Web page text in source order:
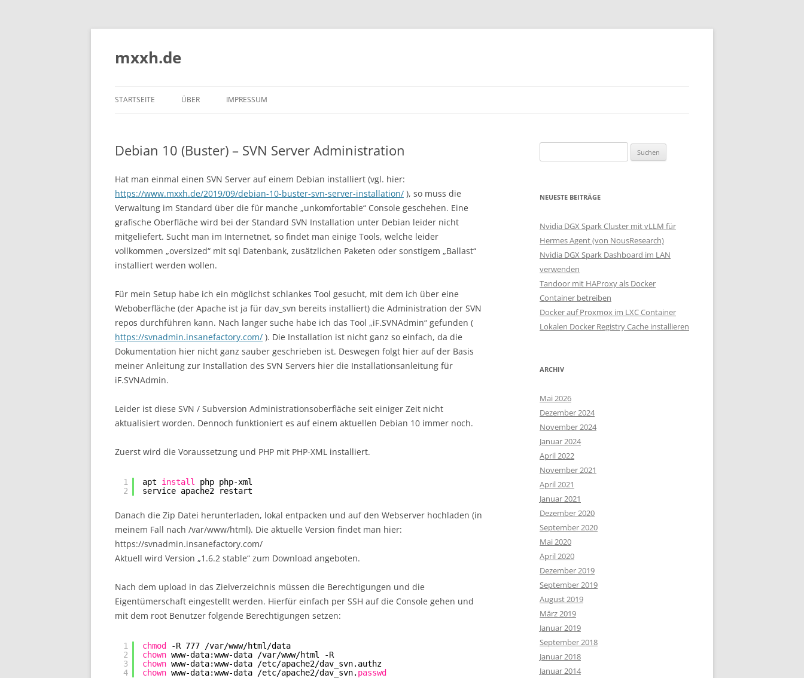
Zum
springen
mxxh.de
STARTSEITE ÜBER IMPRESSUM
Debian 10 (Buster) – SVN Server Administration
Hat man einmal einen SVN Server auf einem Debian installiert (vgl. hier:
https://www.mxxh.de/2019/09/debian-10-buster-svn-server-installation/ ), so muss die
Verwaltung im Standard über die für manche „unkomfortable“ Console geschehen. Eine
grafische Oberfläche wird bei der Standard SVN Installation unter Debian leider nicht
mitgeliefert. Sucht man im Internetnet, so findet man einige Tools, welche leider
vollkommen „oversized“ mit sql Datenbank, zusätzlichen Paketen oder sonstigem „Ballast“
installiert werden wollen.
Für mein Setup habe ich ein möglichst schlankes Tool gesucht, mit dem ich über eine
Weboberfläche (der Apache ist ja für dav_svn bereits installiert) die Administration der SVN
repos durchführen kann. Nach langer suche habe ich das Tool „iF.SVNAdmin“ gefunden (
https://svnadmin.insanefactory.com/ ). Die Installation ist nicht ganz so einfach, da die
Dokumentation hier nicht ganz sauber geschrieben ist. Deswegen folgt hier auf der Basis
meiner Anleitung zur Installation des SVN Servers hier die Installationsanleitung für
iF.SVNAdmin.
Leider ist diese SVN / Subversion Administrationsoberfläche seit einiger Zeit nicht
aktualisiert worden. Dennoch funktioniert es auf einem aktuellen Debian 10 immer noch.
Zuerst wird die Voraussetzung und PHP mit PHP-XML installiert.
1
2
apt install
php php-xml
service apache2 restart
Danach die Zip Datei herunterladen, lokal entpacken und auf den Webserver hochladen (in
meinem Fall nach /var/www/html). Die aktuelle Version findet man hier:
https://svnadmin.insanefactory.com/
Aktuell wird Version „1.6.2 stable“ zum Download angeboten.
Nach dem upload in das Zielverzeichnis müssen die Berechtigungen und die
Eigentümerschaft eingestellt werden. Hierfür einfach per SSH auf die Console gehen und
mit dem root Benutzer folgende Berechtigungen setzen:
1
2
3
4
chmod -R 777
/var/www/html/data
chown www-data:www-data /var/www/html
-R
chown www-data:www-data /etc/apache2/dav_svn.authz
chown www-data:www-data /etc/apache2/dav_svn. passwd
nach:
NEUESTE BEITRÄGE
Nvidia DGX Spark Cluster mit vLLM für
Hermes Agent (von NousResearch)
Nvidia DGX Spark Dashboard im LAN
verwenden
Tandoor mit HAProxy als Docker
Container betreiben
Docker auf Proxmox im LXC Container
Lokalen Docker Registry Cache installieren
ARCHIV
Mai 2026
Dezember 2024
November 2024
Januar 2024
April 2022
November 2021
April 2021
Januar 2021
Dezember 2020
September 2020
Mai 2020
April 2020
Dezember 2019
September 2019
August 2019
März 2019
Januar 2019
September 2018
Januar 2018
Januar 2014